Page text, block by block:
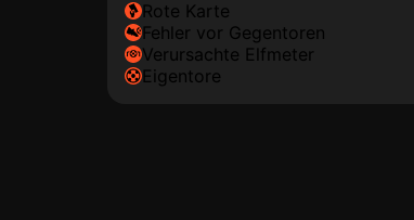
rote Karte
Fehler vor Gegentoren
Verursachte Elfmeter
Eigentore